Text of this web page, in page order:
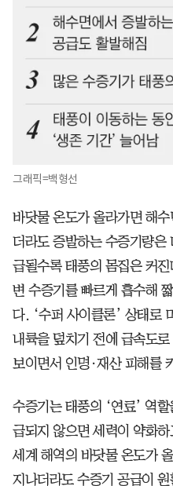
그래픽=백형선
바닷물 온도가 올라가면 해
더라도 증발하는 수증기량은
급될수록 태풍의 몸집은 커
변 수증기를 빠르게 흡수해
다. ‘수퍼 사이클론’ 상태로
내륙을 덮치기 전에 급속도
보이면서 인명·재산 피해를
수증기는 태풍의 ‘연료’ 역
급되지 않으면 세력이 약화
세계 해역의 바닷물 온도가
지나더라도 수증기 공급이